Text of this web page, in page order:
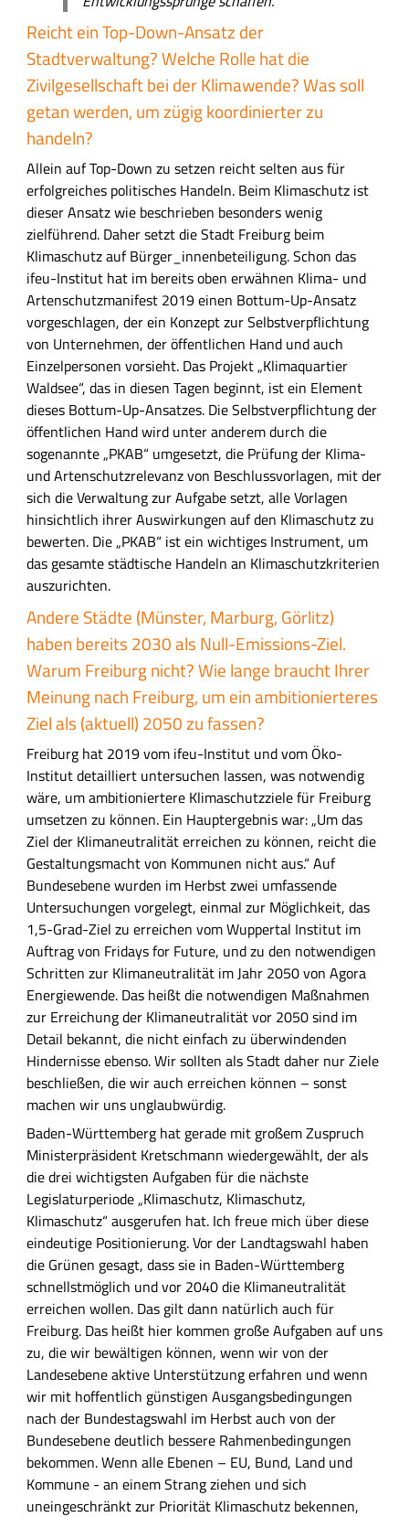
Reicht ein Top-Down-Ansatz der
Stadtverwaltung? Welche Rolle hat die
Zivilgesellschaft bei der Klimawende? Was soll
getan werden, um zügig koordinierter zu
handeln?
Allein auf Top-Down zu setzen reicht selten aus für
erfolgreiches politisches Handeln. Beim Klimaschutz ist
dieser Ansatz wie beschrieben besonders wenig
zielführend. Daher setzt die Stadt Freiburg beim
Klimaschutz auf Bürger_innenbeteiligung. Schon das
ifeu-Institut hat im bereits oben erwähnen Klima- und
Artenschutzmanifest 2019 einen Bottum-Up-Ansatz
vorgeschlagen, der ein Konzept zur Selbstverpflichtung
von Unternehmen, der öffentlichen Hand und auch
Einzelpersonen vorsieht. Das Projekt „Klimaquartier
Waldsee“, das in diesen Tagen beginnt, ist ein Element
dieses Bottum-Up-Ansatzes. Die Selbstverpflichtung der
öffentlichen Hand wird unter anderem durch die
sogenannte „PKAB“ umgesetzt, die Prüfung der Klima-
und Artenschutzrelevanz von Beschlussvorlagen, mit der
sich die Verwaltung zur Aufgabe setzt, alle Vorlagen
hinsichtlich ihrer Auswirkungen auf den Klimaschutz zu
bewerten. Die „PKAB“ ist ein wichtiges Instrument, um
das gesamte städtische Handeln an Klimaschutzkriterien
auszurichten.
Andere Städte (Münster, Marburg, Görlitz)
haben bereits 2030 als Null-Emissions-Ziel.
Warum Freiburg nicht? Wie lange braucht Ihrer
Meinung nach Freiburg, um ein ambitionierteres
Ziel als (aktuell) 2050 zu fassen?
Freiburg hat 2019 vom ifeu-Institut und vom Öko-
Institut detailliert untersuchen lassen, was notwendig
wäre, um ambitioniertere Klimaschutzziele für Freiburg
umsetzen zu können. Ein Hauptergebnis war: „Um das
Ziel der Klimaneutralität erreichen zu können, reicht die
Gestaltungsmacht von Kommunen nicht aus.“ Auf
Bundesebene wurden im Herbst zwei umfassende
Untersuchungen vorgelegt, einmal zur Möglichkeit, das
1,5-Grad-Ziel zu erreichen vom Wuppertal Institut im
Auftrag von Fridays for Future, und zu den notwendigen
Schritten zur Klimaneutralität im Jahr 2050 von Agora
Energiewende. Das heißt die notwendigen Maßnahmen
zur Erreichung der Klimaneutralität vor 2050 sind im
Detail bekannt, die nicht einfach zu überwindenden
Hindernisse ebenso. Wir sollten als Stadt daher nur Ziele
beschließen, die wir auch erreichen können – sonst
machen wir uns unglaubwürdig.
Baden-Württemberg hat gerade mit großem Zuspruch
Ministerpräsident Kretschmann wiedergewählt, der als
die drei wichtigsten Aufgaben für die nächste
Legislaturperiode „Klimaschutz, Klimaschutz,
Klimaschutz“ ausgerufen hat. Ich freue mich über diese
eindeutige Positionierung. Vor der Landtagswahl haben
die Grünen gesagt, dass sie in Baden-Württemberg
schnellstmöglich und vor 2040 die Klimaneutralität
erreichen wollen. Das gilt dann natürlich auch für
Freiburg. Das heißt hier kommen große Aufgaben auf uns
zu, die wir bewältigen können, wenn wir von der
Landesebene aktive Unterstützung erfahren und wenn
wir mit hoffentlich günstigen Ausgangsbedingungen
nach der Bundestagswahl im Herbst auch von der
Bundesebene deutlich bessere Rahmenbedingungen
bekommen. Wenn alle Ebenen – EU, Bund, Land und
Kommune - an einem Strang ziehen und sich
uneingeschränkt zur Priorität Klimaschutz bekennen,